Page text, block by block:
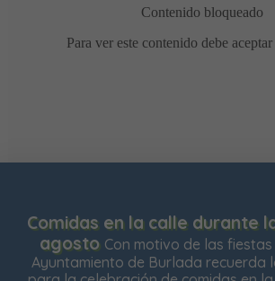
Comidas en la calle durante
agosto Con motivo de las
Ayuntamiento de Burlada recuerda
Usamos cookies para mejorar su
navegación en nuestra web, para
personalizados y analizar el tráfico